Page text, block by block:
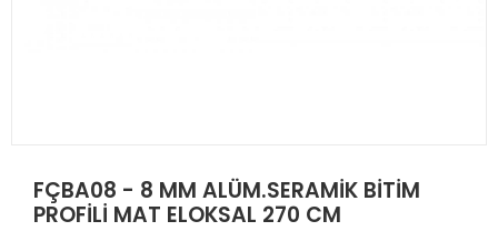
FÇBA08 - 8 MM ALÜM.SERAMİK BİTİM
PROFİLİ MAT ELOKSAL 270 CM